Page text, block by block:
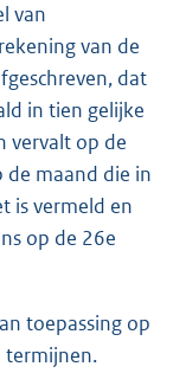
van
van de
dat
in tien gelijke
vervalt op de
de maand die in
is vermeld en
op de 26e
toepassing op
termijnen.